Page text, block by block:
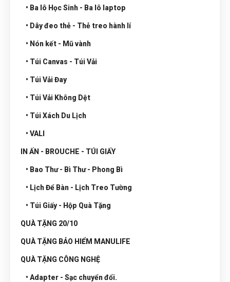
• Ba lô Học Sinh - Ba lô laptop
• Dây đeo thẻ - Thẻ treo hành lí
• Nón kết - Mũ vành
• Túi Canvas - Túi Vải
• Túi Vải Đay
• Túi Vải Không Dệt
• Túi Xách Du Lịch
• VALI
IN ẤN - BROUCHE - TÚI GIẤY
• Bao Thư - Bì Thư - Phong Bì
• Lịch Để Bàn - Lịch Treo Tường
• Túi Giấy - Hộp Quà Tặng
QUÀ TẶNG 20/10
QUÀ TẶNG BẢO HIỂM MANULIFE
QUÀ TẶNG CÔNG NGHỆ
• Adapter - Sạc chuyển đổi.